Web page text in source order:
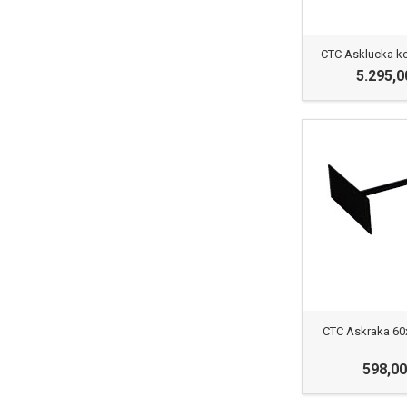
CTC Asklucka
CTC Askraka